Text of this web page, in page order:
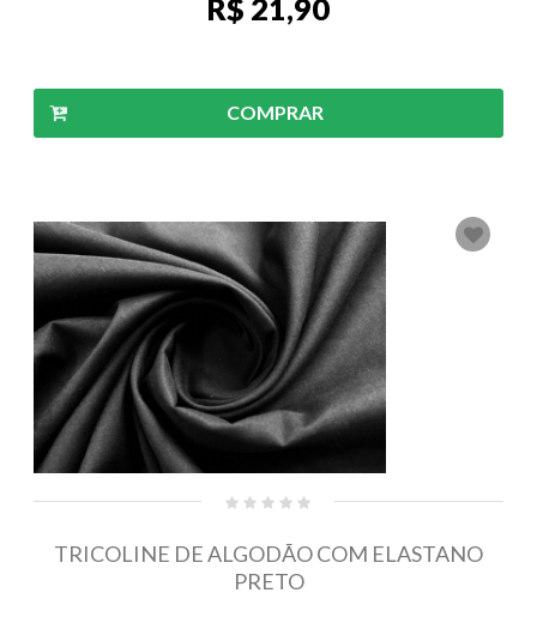
R$ 21,90
COMPRAR
TRICOLINE DE ALGODÃO COM ELASTANO
PRETO